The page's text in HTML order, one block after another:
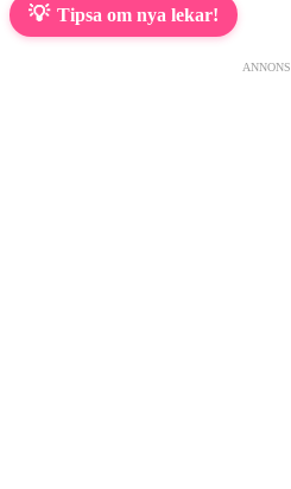
💡 Tipsa om nya lekar!
ANNONS